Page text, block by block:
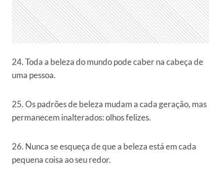
24. Toda a beleza do mundo pode caber na cabeça de
uma pessoa.
25. Os padrões de beleza mudam a cada geração, mas
permanecem inalterados: olhos felizes.
26. Nunca se esqueça de que a beleza está em cada
pequena coisa ao seu redor.